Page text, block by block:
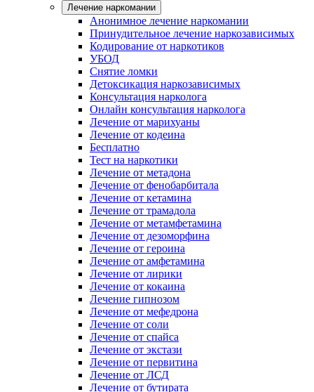
Лечение наркомании
Анонимное лечение наркомании
Принудительное лечение наркозависимых
Кодирование от наркотиков
УБОД
Снятие ломки
Детоксикация наркозависимых
Консультация нарколога
Онлайн консультация нарколога
Лечение от марихуаны
Лечение от кодеина
Бесплатно
Тест на наркотики
Лечение от метадона
Лечение от фенобарбитала
Лечение от кетамина
Лечение от трамадола
Лечение от метамфетамина
Лечение от дезоморфина
Лечение от героина
Лечение от амфетамина
Лечение от лирики
Лечение от кокаина
Лечение гипнозом
Лечение от мефедрона
Лечение от соли
Лечение от спайса
Лечение от экстази
Лечение от первитина
Лечение от ЛСД
Лечение от бутирата